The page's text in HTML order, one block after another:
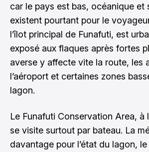
car le pays est bas, océanique et
existent pourtant pour le
l’îlot principal de Funafuti, est
exposé aux flaques après fortes
averse y affecte vite la route, les
l’aéroport et certaines zones
lagon.
Le Funafuti Conservation Area, à
se visite surtout par bateau. La
davantage pour l’état du lagon,